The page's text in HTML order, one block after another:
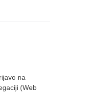
na
(Web